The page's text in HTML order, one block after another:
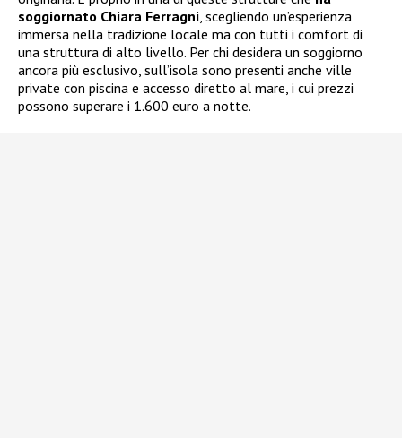
soggiornato Chiara Ferragni , scegliendo un’esperienza
immersa nella tradizione locale ma con tutti i comfort di
una struttura di alto livello. Per chi desidera un soggiorno
ancora più esclusivo, sull’isola sono presenti anche ville
private con piscina e accesso diretto al mare, i cui prezzi
possono superare i 1.600 euro a notte.